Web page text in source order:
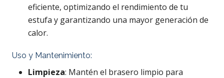
eficiente, optimizando el rendimiento de tu
estufa y garantizando una mayor generación de
calor.
Uso y Mantenimiento:
Limpieza: Mantén el brasero limpio para